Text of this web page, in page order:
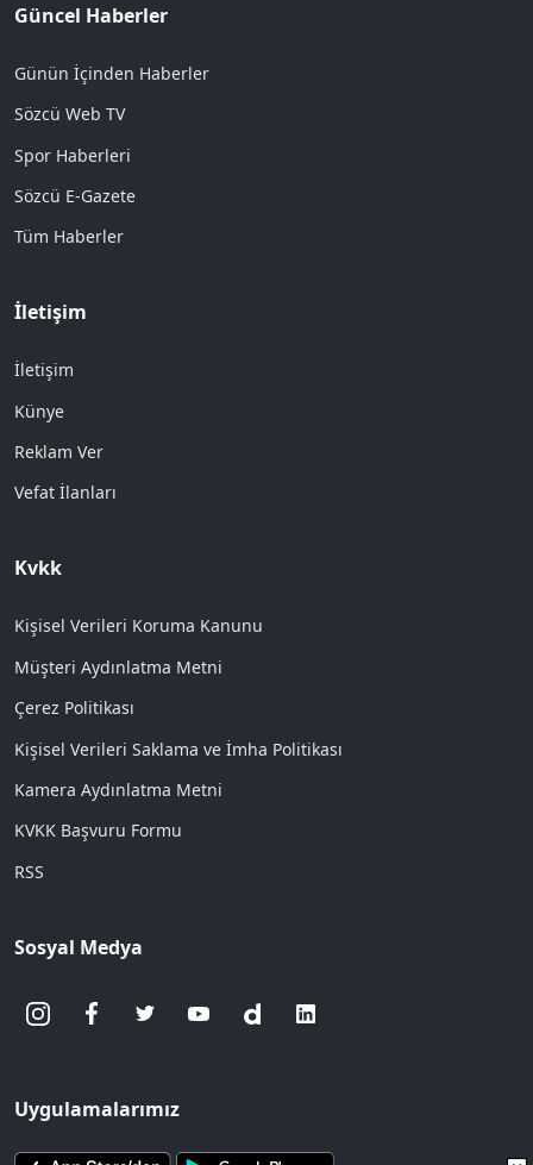
Güncel Haberler
Günün İçinden Haberler
Sözcü Web TV
Spor Haberleri
Sözcü E-Gazete
Tüm Haberler
İletişim
İletişim
Künye
Reklam Ver
Vefat İlanları
Kvkk
Kişisel Verileri Koruma Kanunu
Müşteri Aydınlatma Metni
Çerez Politikası
Kişisel Verileri Saklama ve İmha Politikası
Kamera Aydınlatma Metni
KVKK Başvuru Formu
RSS
Sosyal Medya
Uygulamalarımız